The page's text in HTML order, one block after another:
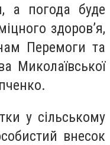
а погода буде
здоров’я,
Перемоги та
Миколаївської
у сільському
внесок